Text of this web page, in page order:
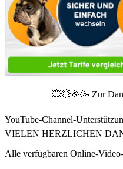
💥💥🎉🥳 Zur
YouTube-Channel-
VIELEN HERZLICHEN
Alle verfügbaren Online-